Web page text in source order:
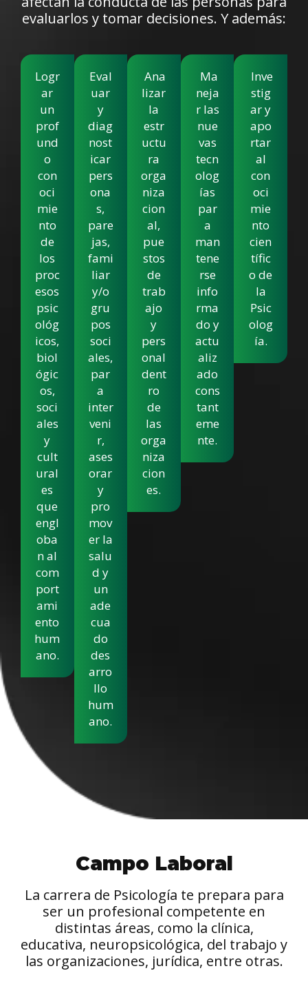
evaluarlos y tomar decisiones. Y además:
Logr
ar
un
prof
und
o
con
oci
mie
nto
de
los
proc
esos
psic
ológ
icos,
biol
ógic
os,
soci
ales
y
cult
ural
es
que
engl
oba
n al
com
port
ami
ento
hum
ano.
Eval
uar
y
diag
nost
icar
pers
ona
s,
pare
jas,
fami
liar
y/o
gru
pos
soci
ales,
par
a
inter
veni
r,
ases
orar
y
pro
mov
er la
salu
d y
un
ade
cua
do
des
arro
llo
hum
ano.
Ana
lizar
la
estr
uctu
ra
orga
niza
cion
al,
pue
stos
de
trab
ajo
y
pers
onal
dent
ro
de
las
orga
niza
cion
es.
Ma
neja
r las
nue
vas
tecn
olog
ías
par
a
man
tene
rse
info
rma
do y
actu
aliz
ado
cons
tant
eme
nte.
Inve
stig
ar y
apo
rtar
al
con
oci
mie
nto
cien
tífic
o de
la
Psic
olog
ía.
Campo Laboral
La carrera de Psicología te prepara para
ser un profesional competente en
distintas áreas, como la clínica,
educativa, neuropsicológica, del trabajo y
las organizaciones, jurídica, entre otras.